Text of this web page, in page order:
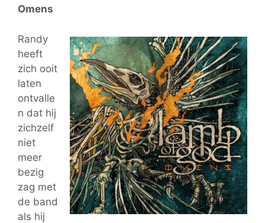
Omens
Randy
heeft
zich ooit
laten
ontvalle
n dat hij
zichzelf
niet
meer
bezig
zag met
de band
als hij